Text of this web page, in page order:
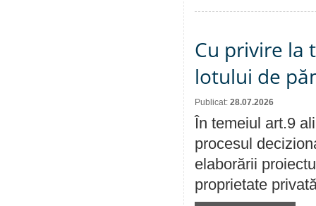
Cu privire la
lotului de
Publicat: 28.07.2026
În temeiul art.9
procesul
elaborării
proprietate